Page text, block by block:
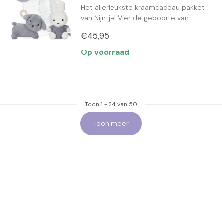
Het allerleukste kraamcadeau pakket
van Nijntje! Vier de geboorte van ...
€45,95
Op voorraad
Toon 1 -24van 50
Toon meer